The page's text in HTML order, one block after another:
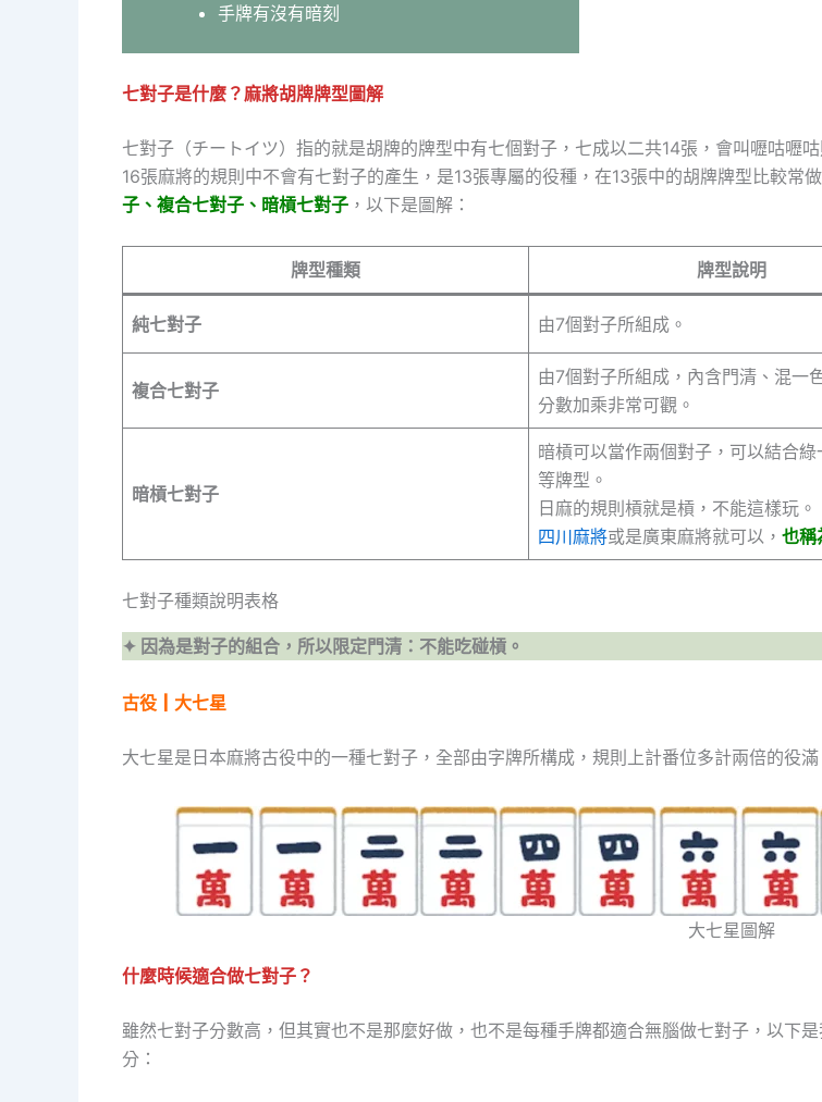
手牌有沒有暗刻
七對子是什麼？麻將胡牌牌型圖解
七對子（チートイツ）指的就是胡牌的牌型中有七個對子，七成以二共14張，會叫嚦咕嚦
16張麻將的規則中不會有七對子的產生，是13張專屬的役種，在13張中的胡牌牌型比較常
子、複合七對子、暗槓七對子 ，以下是圖解：
牌型種類 牌型說明
純七對子 由7個對子所組成。
複合七對子
由7個對子所組成，內含門清、混一
分數加乘非常可觀。
暗槓七對子
暗槓可以當作兩個對子，可以結合
等牌型。
日麻的規則槓就是槓，不能這樣玩。
四川麻將或是廣東麻將就可以， 也稱
七對子種類說明表格
✦ 因為是對子的組合，所以限定門清：不能吃碰槓。
古役┃大七星
大七星是日本麻將古役中的一種七對子，全部由字牌所構成，規則上計番位多計兩倍的役
大七星圖解
什麼時候適合做七對子？
雖然七對子分數高，但其實也不是那麼好做，也不是每種手牌都適合無腦做七對子，以下
分：